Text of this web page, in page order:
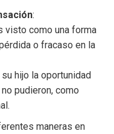
:
visto como una forma
o fracaso en la
hijo la oportunidad
pudieron, como
maneras en